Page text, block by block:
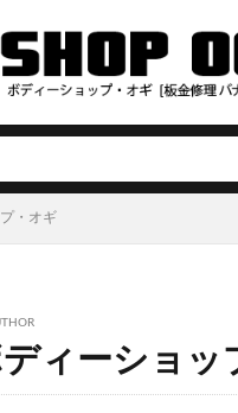
・オギ
ィーショッ